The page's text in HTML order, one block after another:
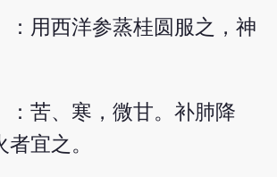
：用西洋参蒸桂圆服之，神
：苦、寒，微甘。补肺降
宜之。